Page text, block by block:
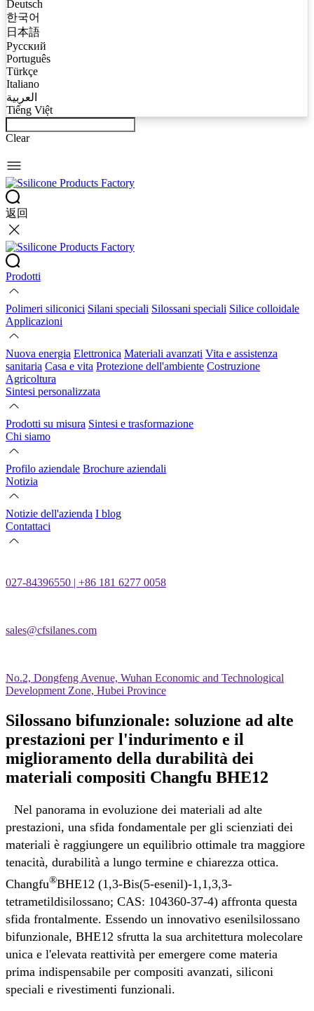
Deutsch
한국어
日本語
Русский
Português
Türkçe
Italiano
العربية
Tiếng Việt
Clear
返回
Prodotti
Polimeri siliconici Silani speciali Silossani speciali Silice colloidale
Applicazioni
Nuova energia Elettronica Materiali avanzati Vita e assistenza
sanitaria Casa e vita Protezione dell'ambiente Costruzione
Agricoltura
Sintesi personalizzata
Prodotti su misura Sintesi e trasformazione
Chi siamo
Profilo aziendale Brochure aziendali
Notizia
Notizie dell'azienda I blog
Contattaci
027-84396550 | +86 181 6277 0058
sales@cfsilanes.com
No.2, Dongfeng Avenue, Wuhan Economic and Technological
Development Zone, Hubei Province
Silossano bifunzionale: soluzione ad alte
prestazioni per l'indurimento e il
miglioramento della durabilità dei
materiali compositi Changfu BHE12
Nel panorama in evoluzione dei materiali ad alte
prestazioni, una sfida fondamentale per gli scienziati dei
materiali è raggiungere un equilibrio ottimale tra maggiore
tenacità, durabilità a lungo termine e chiarezza ottica.
Changfu®BHE12 (1,3-Bis(5-esenil)-1,1,3,3-
tetrametildisilossano; CAS: 104360-37-4) affronta questa
sfida frontalmente. Essendo un innovativo esenilsilossano
bifunzionale, BHE12 sfrutta la sua architettura molecolare
unica e l'elevata reattività per emergere come materia
prima indispensabile per compositi avanzati, siliconi
speciali e rivestimenti funzionali.